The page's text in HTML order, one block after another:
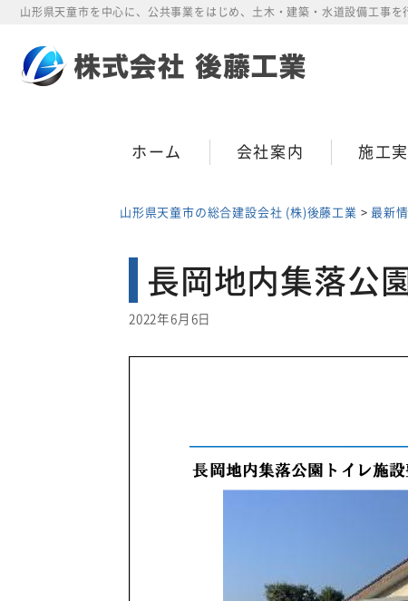
Skip
content
山形県天童市を中心に、公共事業をはじめ、土木・建築・水道設備工事を
ホーム 会社案内 施工
山形県天童市の総合建設会社 (株)後藤工業 > 最新
長岡地内集落公
2022年6月6日